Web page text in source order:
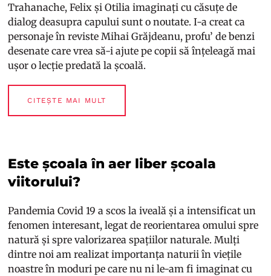
Trahanache, Felix și Otilia imaginați cu căsuțe de
dialog deasupra capului sunt o noutate. I-a creat ca
personaje în reviste Mihai Grăjdeanu, profu’ de benzi
desenate care vrea să-i ajute pe copii să înțeleagă mai
ușor o lecție predată la școală.
CITEȘTE MAI MULT
Este școala în aer liber școala
viitorului?
Pandemia Covid 19 a scos la iveală și a intensificat un
fenomen interesant, legat de reorientarea omului spre
natură și spre valorizarea spațiilor naturale. Mulți
dintre noi am realizat importanța naturii în viețile
noastre în moduri pe care nu ni le-am fi imaginat cu